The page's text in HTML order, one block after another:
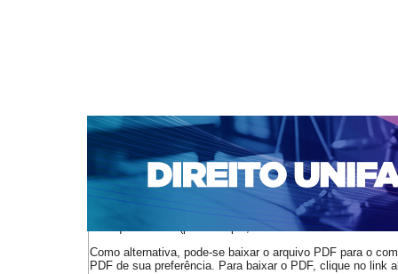
CAPA SOBRE ACESSO CADASTRO
NOTÍCIAS
EDIÇÕES DE Nº 1 A 100 WEBMAIL
Capa>n. 280 (2023) > Silva Bispo
O arquivo PDF selecionado deve ser carregado no
de arquivos PDF (por exemplo, uma versão atual do
Como alternativa, pode-se baixar o arquivo PDF para o
PDF de sua preferência. Para baixar o PDF, clique no link